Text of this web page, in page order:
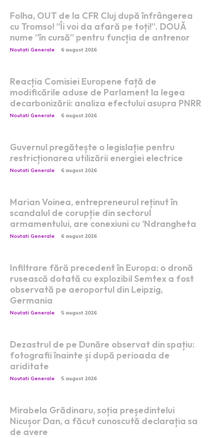
Folha, OUT de la CFR Cluj după înfrângerea
cu Tromso! ”Îi voi da afară pe toți!”. DOUĂ
nume ”în cursă” pentru funcția de antrenor
Noutati Generale 6 august 2026
Reacția Comisiei Europene față de
modificările aduse de Parlament la legea
decarbonizării: analiza efectului asupra PNRR
Noutati Generale 6 august 2026
Guvernul pregătește o legislație pentru
restricționarea utilizării energiei electrice
Noutati Generale 6 august 2026
Marian Voinea, entrepreneurul reținut în
scandalul de corupție din sectorul
armamentului, are conexiuni cu ‘Ndrangheta
Noutati Generale 6 august 2026
Infiltrare fără precedent în Europa: o dronă
rusească dotată cu explozibil Semtex a fost
observată pe aeroportul din Leipzig,
Germania
Noutati Generale 5 august 2026
Dezastrul de pe Dunăre observat din spațiu:
fotografii înainte și după perioada de
ariditate
Noutati Generale 5 august 2026
Mirabela Grădinaru, soția președintelui
Nicușor Dan, a făcut cunoscută declarația sa
de avere